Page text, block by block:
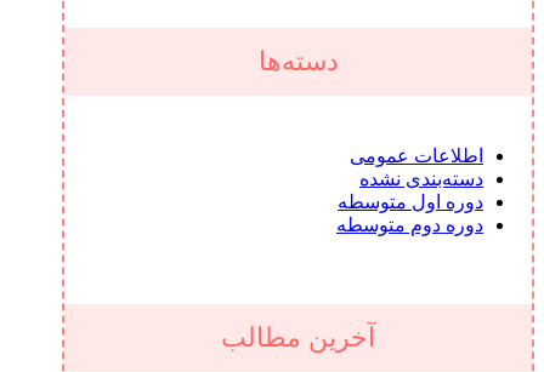
دسته‌ها
اطلاعات عمومی
دسته‌بندی نشده
دوره اول متوسطه
دوره دوم متوسطه
آخرین مطالب